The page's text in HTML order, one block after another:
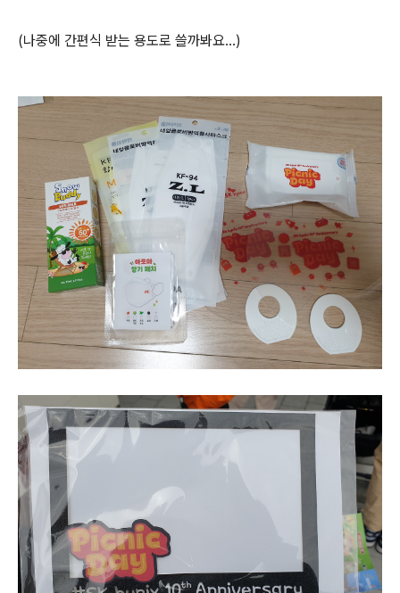
(나중에 간편식 받는 용도로 쓸까봐요...)